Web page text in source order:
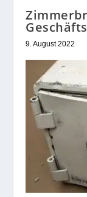
9. August 2022